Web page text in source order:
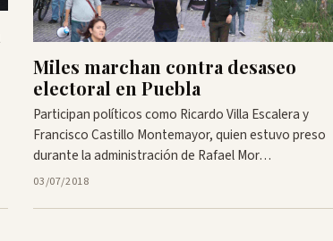
Miles marchan contra desaseo
electoral en Puebla
Participan políticos como Ricardo Villa Escalera y
Francisco Castillo Montemayor, quien estuvo preso
durante la administración de Rafael Mor…
03/07/2018